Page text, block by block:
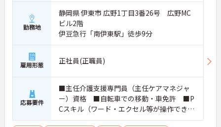
勤務地
静岡県 伊東市 広野1丁目3番26号 広野MC
ビル2階
伊豆急行「南伊東駅」徒歩9分
雇用形態 正社員(正職員)
応募要件
■主任介護支援専門員（主任ケアマネジャ
ー）資格 ■自転車での移動・車免許 ■P
Cスキル（ワード・エクセル等が操作できる
方）